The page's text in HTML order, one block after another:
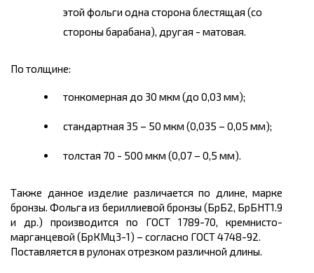
этой фольги одна сторона блестящая (со
стороны барабана), другая - матовая.
По толщине:
тонкомерная до 30 мкм (до 0,03 мм);
стандартная 35 – 50 мкм (0,035 – 0,05 мм);
толстая 70 - 500 мкм (0,07 – 0,5 мм).
Также данное изделие различается по длине, марке
бронзы. Фольга из бериллиевой бронзы (БрБ2, БрБНТ1.9
и др.) производится по ГОСТ 1789-70, кремнисто-
марганцевой (БрКМц3-1) – согласно ГОСТ 4748-92.
Поставляется в рулонах отрезком различной длины.